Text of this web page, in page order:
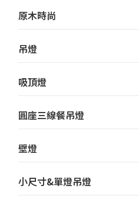
原木時尚
吊燈
吸頂燈
圓座三線餐吊燈
壁燈
小尺寸&單燈吊燈